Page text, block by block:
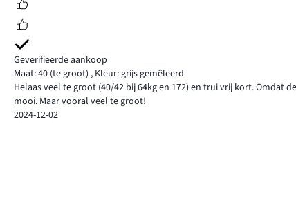
Geverifieerde aankoop
Maat: 40 (te groot) , Kleur: grijs gemêleerd
Helaas veel te groot (40/42 bij 64kg en 172) en trui vrij kort. Omdat
mooi. Maar vooral veel te groot!
2024-12-02